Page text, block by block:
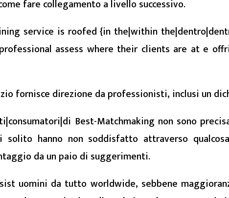
fare collegamento a livello successivo.
service is roofed {in the|within
assess where their clients are at e
fornisce direzione da professionisti, inclusi un
Best-Matchmaking non sono
solito hanno non soddisfatto attraverso
da un paio di suggerimenti.
uomini da tutto worldwide, sebbene